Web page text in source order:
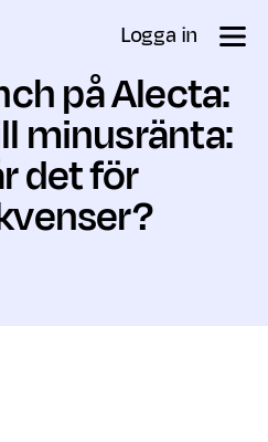
Logga in
på Alecta:
minusränta:
det för